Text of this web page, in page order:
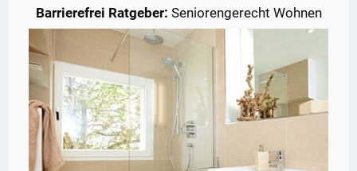
Barrierefrei Ratgeber: Seniorengerecht Wohnen